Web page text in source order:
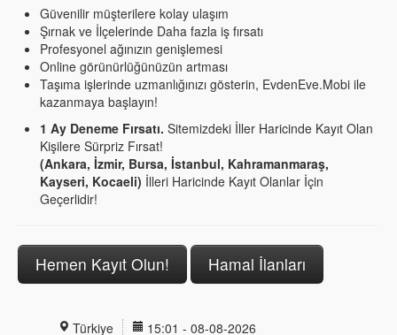
Güvenilir müşterilere kolay ulaşım
Şırnak ve İlçelerinde Daha fazla iş fırsatı
Profesyonel ağınızın genişlemesi
Online görünürlüğünüzün artması
Taşıma işlerinde uzmanlığınızı gösterin, EvdenEve.Mobi ile
kazanmaya başlayın!
1 Ay Deneme Fırsatı. Sitemizdeki İller Haricinde Kayıt Olan
Kişilere Sürpriz Fırsat!
(Ankara, İzmir, Bursa, İstanbul, Kahramanmaraş,
Kayseri, Kocaeli) İlleri Haricinde Kayıt Olanlar İçin
Geçerlidir!
Hemen Kayıt Olun! Hamal İlanları
Türkiye 15:01 - 08-08-2026